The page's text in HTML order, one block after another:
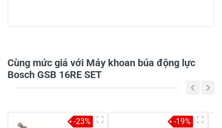
15 đánh giá
40%
Cùng mức giá với Máy khoan búa động lực
Bosch GSB 16RE SET
-23% -19%